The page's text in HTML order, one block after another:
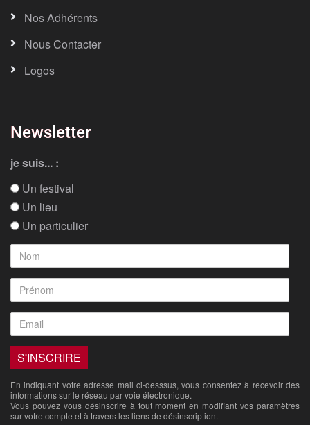
Nos Adhérents
Nous Contacter
Logos
Newsletter
je suis... :
Un festival
Un lieu
Un particulier
En indiquant votre adresse mail ci-desssus, vous consentez à recevoir des
informations sur le réseau par voie électronique.
Vous pouvez vous désinscrire à tout moment en modifiant vos paramètres
sur votre compte et à travers les liens de désinscription.